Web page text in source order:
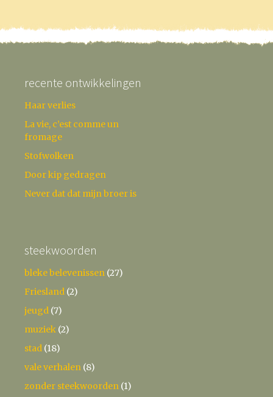
recente ontwikkelingen
Haar verlies
La vie, c’est comme un
fromage
Stofwolken
Door kip gedragen
Never dat dat mijn broer is
steekwoorden
bleke belevenissen (27)
Friesland (2)
jeugd (7)
muziek (2)
stad (18)
vale verhalen (8)
zonder steekwoorden (1)